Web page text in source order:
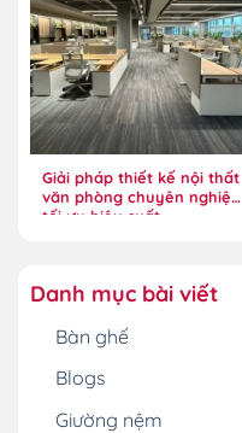
Giải pháp thiết kế nội thất
văn phòng chuyên nghiệp,
tối ưu hiệu suất
Danh mục bài viết
Bàn ghế
Blogs
Giường nệm